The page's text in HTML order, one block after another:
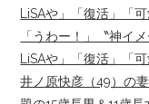
LiSAや」「復活」「可
「うわー！」〝神イ
LiSAや」「復活」「可
井ノ原快彦（49）の